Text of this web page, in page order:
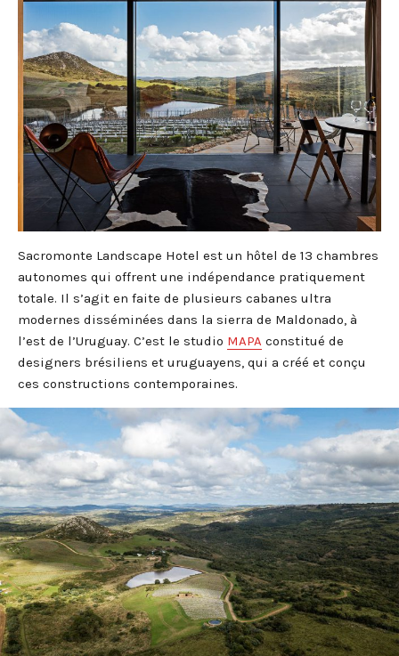
Sacromonte Landscape Hotel est un hôtel de 13 chambres
autonomes qui offrent une indépendance pratiquement
totale. Il s’agit en faite de plusieurs cabanes ultra
modernes disséminées dans la sierra de Maldonado, à
l’est de l’Uruguay. C’est le studio MAPA constitué de
designers brésiliens et uruguayens, qui a créé et conçu
ces constructions contemporaines.